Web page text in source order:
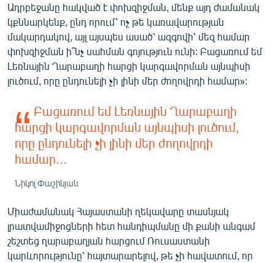
ՀԵՏԵՎԵՔ ՄԵԶ
Ադրբեջանը հակված է փոխզիջման, մենք այդ ժամանակ
կքննարկենք, ընդ որում՝ ոչ թե կառավարության
մակարդակով, այլ այսպես ասած՝ ազգովի՝ մեզ համար
փոխզիջման ի՞նչ սահման գոյություն ունի: Բացառում եմ
Լեռնային Ղարաբաղի հարցի կարգավորման այնպիսի
լուծում, որը ընդունելի չի լինի մեր ժողովրդի համար»:
Բացառում եմ Լեռնային Ղարաբաղի
հարցի կարգավորման այնպիսի լուծում,
որը ընդունելի չի լինի մեր ժողովրդի
համար...
Նիկոլ Փաշինյան
Միաժամանակ Հայաստանի ղեկավարը տասնյակ
լրատվամիջոցների հետ հանդիպմանը մի քանի անգամ
շեշտեց ղարաբաղյան հարցում Ռուսաստանի
կարևորությունը՝ հայտարարելով, թե չի հավատում, որ